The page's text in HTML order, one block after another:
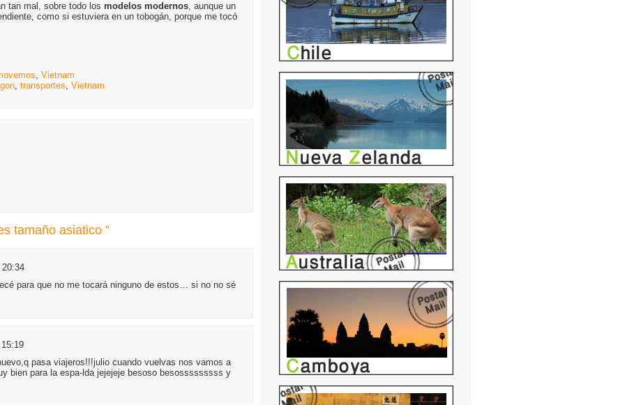
tan mal, sobre todo los modelos modernos, aunque un
como si estuviera en un tobogán, porque me tocó
, Vietnam
, transportes, Vietnam
tamaño asiatico ”
para que no me tocará ninguno de estos… si no no sé
pasa viajeros!!!julio cuando vuelvas nos vamos a
bien para la espa-lda jejejeje besoso besosssssssss y